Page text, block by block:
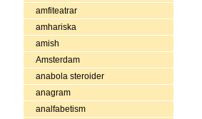
amfiteatrar
amhariska
amish
Amsterdam
anabola steroider
anagram
analfabetism